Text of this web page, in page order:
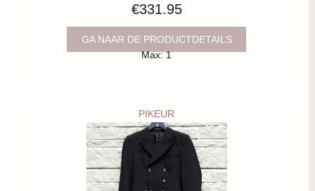
€331.95
GA NAAR DE PRODUCTDETAILS
Max: 1
PIKEUR